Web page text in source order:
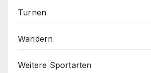
Turnen
Wandern
Weitere Sportarten